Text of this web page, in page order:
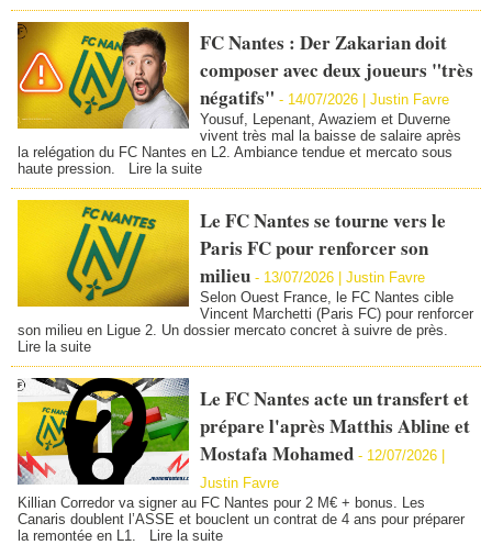
FC Nantes : Der Zakarian doit
composer avec deux joueurs "très
négatifs" - 14/07/2026 |Justin Favre
Yousuf, Lepenant, Awaziem et Duverne
vivent très mal la baisse de salaire après
la relégation du FC Nantes en L2. Ambiance tendue et mercato sous
haute pression.
Lire la suite
Le FC Nantes se tourne vers le
Paris FC pour renforcer son
milieu - 13/07/2026 |Justin Favre
Selon Ouest France, le FC Nantes cible
Vincent Marchetti (Paris FC) pour renforcer
son milieu en Ligue 2. Un dossier mercato concret à suivre de près.
Lire la suite
Le FC Nantes acte un transfert et
prépare l'après Matthis Abline et
Mostafa Mohamed - 12/07/2026 |
Justin Favre
Killian Corredor va signer au FC Nantes pour 2 M€ + bonus. Les
Canaris doublent l’ASSE et bouclent un contrat de 4 ans pour préparer
la remontée en L1.
Lire la suite